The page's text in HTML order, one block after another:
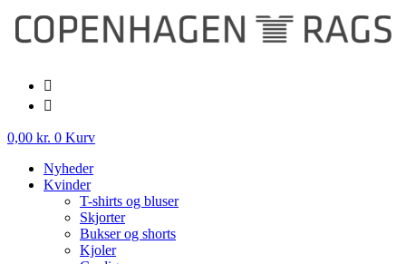
Videre
indhold
0,00 kr. 0 Kurv
Nyheder
Kvinder
T-shirts og bluser
Skjorter
Bukser og shorts
Kjoler